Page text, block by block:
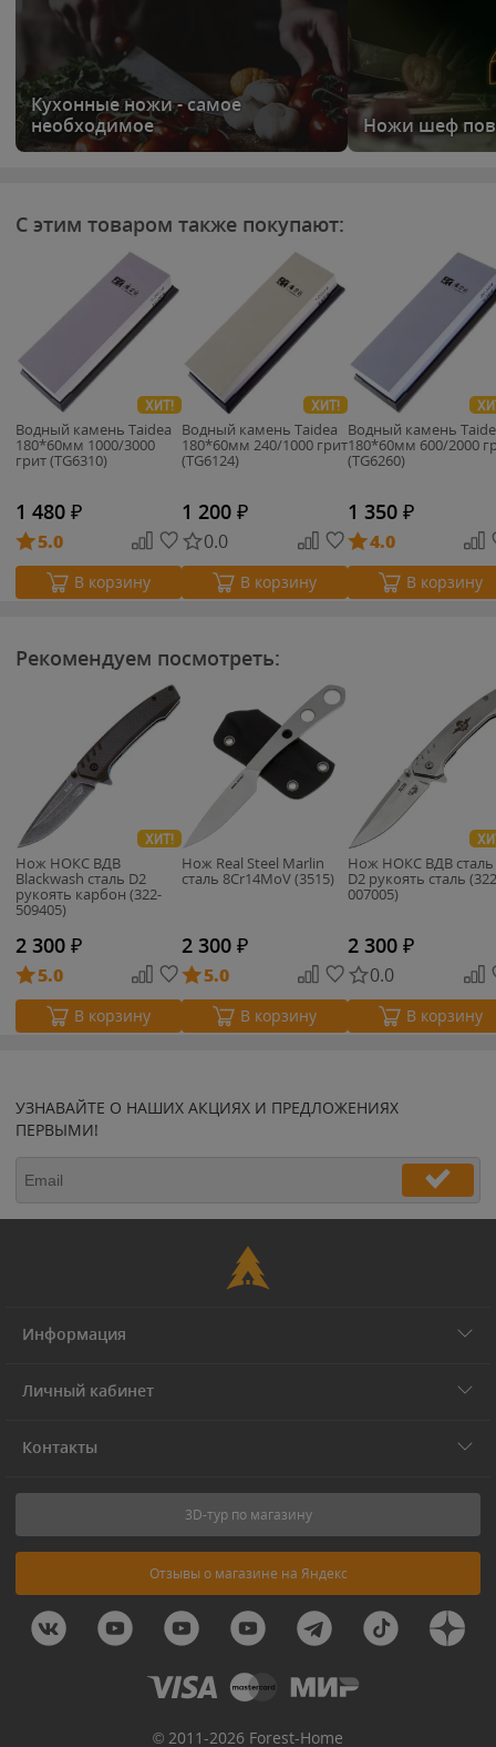
Кухонные ножи - самое
необходимое
Ножи шеф
С этим товаром также покупают:
ХИТ!
Водный камень Taidea
180*60мм 1000/3000
грит (TG6310)
1 480 ₽
5.0
В корзину
ХИТ!
Водный камень Taidea
180*60мм 240/1000 грит
(TG6124)
1 200 ₽
0.0
В корзину
Водный камень
180*60мм 600/2000
(TG6260)
1 350 ₽
4.0
В корзину
Рекомендуем посмотреть:
ХИТ!
Нож НОКС ВДВ
Blackwash сталь D2
рукоять карбон (322-
509405)
2 300 ₽
5.0
В корзину
Нож Real Steel Marlin
сталь 8Cr14MoV (3515)
2 300 ₽
5.0
В корзину
Нож НОКС ВДВ сталь
D2 рукоять сталь
007005)
2 300 ₽
0.0
В корзину
УЗНАВАЙТЕ О НАШИХ АКЦИЯХ И ПРЕДЛОЖЕНИЯХ
ПЕРВЫМИ!
Информация
Личный кабинет
Контакты
3D-тур по магазину
Отзывы о магазине на Яндекс
© 2011-2026 Forest-Home